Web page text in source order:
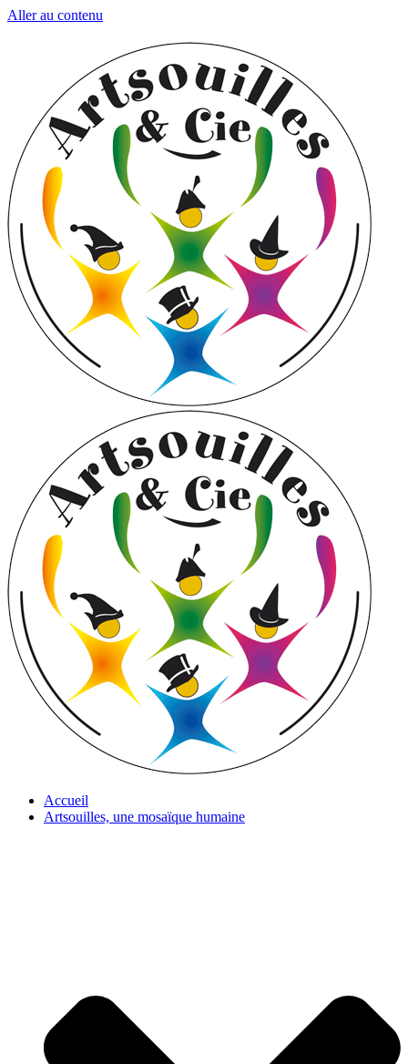
Aller au contenu
Accueil
Artsouilles, une mosaïque humaine